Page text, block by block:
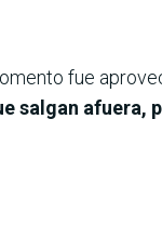
fue
salgan afuera,